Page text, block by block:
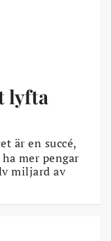
lyfta
är en succé,
mer pengar
miljard av